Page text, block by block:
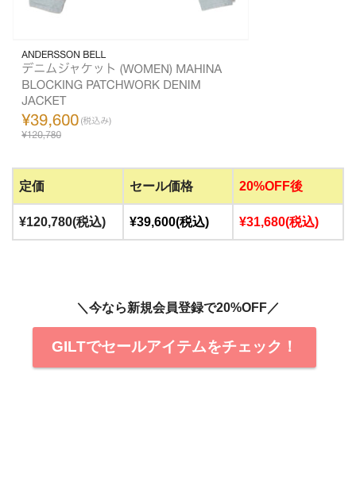
定価 セール価格 20%OFF後
¥120,780(税込) ¥39,600(税込) ¥31,680(税込)
＼今なら新規会員登録で20%OFF／
GILTでセールアイテムをチェック！